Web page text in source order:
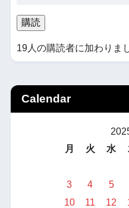
購読
19人の購読者に加わりま
Calendar
月
火 水
3
4 5
10
11 12